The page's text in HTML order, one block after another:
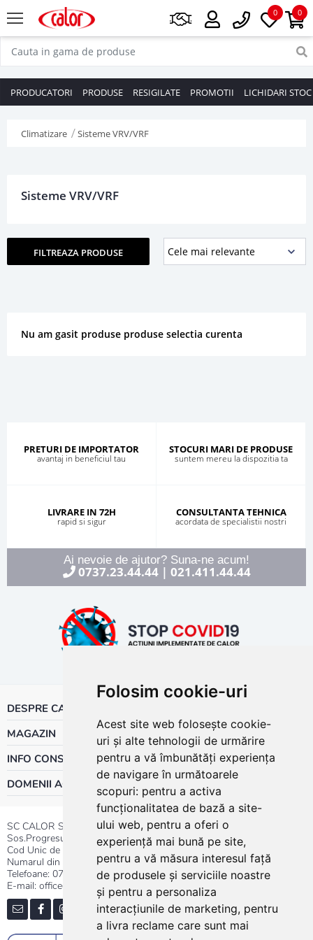
Folosim cookie-uri
Acest site web folosește cookie-
uri și alte tehnologii de urmărire
pentru a vă îmbunătăți experiența
de navigare în următoarele
scopuri: pentru a activa
funcționalitatea de bază a site-
ului web, pentru a oferi o
experiență mai bună pe site,
pentru a vă măsura interesul față
de produsele și serviciile noastre
și pentru a personaliza
interacțiunile de marketing, pentru
a livra reclame care sunt mai
0
0
PRODUCATORI PRODUSE RESIGILATE PROMOTII LICHIDARI STOC
Climatizare Sisteme VRV/VRF
Sisteme VRV/VRF
FILTREAZA PRODUSE
Nu am gasit produse produse selectia curenta
PRETURI DE IMPORTATOR
avantaj in beneficiul tau
STOCURI MARI DE PRODUSE
suntem mereu la dispozitia ta
LIVRARE IN 72H
rapid si sigur
CONSULTANTA TEHNICA
acordata de specialistii nostri
Ai nevoie de ajutor? Suna-ne acum!
0737.23.44.44| 021.411.44.44
DESPRE CALOR
MAGAZIN
INFO CONSUMATOR
DOMENII ACTIVITATE
SC CALOR SRL
Sos.Progresului nr.30-40, Sector 5, Bucuresti
Cod Unic de Inregistrare: RO 3004724
Numarul din Registrul Comertului:J40/13176/1991
Telefoane: 0737.23.44.44|021.411.44.44
E-mail: office@calor.ro